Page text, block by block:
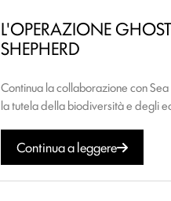
L'OPERAZIONE
SHEPHERD
Continua la collaborazione con
la tutela della biodiversità e degli
Continua a leggere